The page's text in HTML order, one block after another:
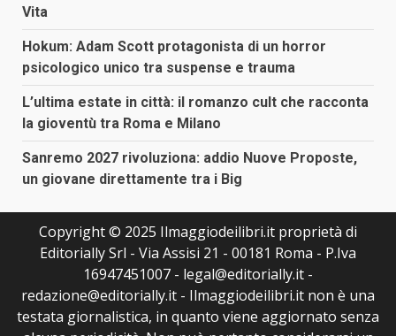
Vita
Hokum: Adam Scott protagonista di un horror
psicologico unico tra suspense e trauma
L’ultima estate in città: il romanzo cult che racconta
la gioventù tra Roma e Milano
Sanremo 2027 rivoluziona: addio Nuove Proposte,
un giovane direttamente tra i Big
Copyright © 2025 Ilmaggiodeilibri.it proprietà di
Editorially Srl - Via Assisi 21 - 00181 Roma - P.Iva
16947451007 - legal@editorially.it -
redazione@editorially.it - Ilmaggiodeilibri.it non è una
testata giornalistica, in quanto viene aggiornato senza